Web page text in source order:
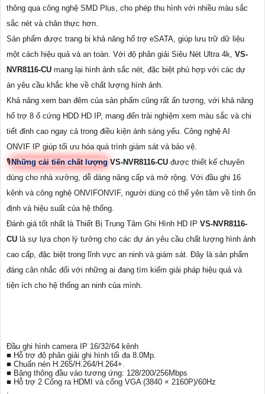
thông qua công nghệ SMD Plus, cho phép thu hình với nhiều màu sắc
sắc nét và chân thực hơn.
Sản phẩm được trang bị khả năng hổ trợ eSATA, giúp lưu trữ dữ liệu
một cách hiệu quả và an toàn. Với độ phân giải Siêu Nét Ultra 4k, VS-
NVR8116-CU mang lại hình ảnh sắc nét, đặc biệt phù hợp với các dự
án yêu cầu khắc khe về chất lượng hình ảnh.
Khả năng xem ban đêm của sản phẩm cũng rất ấn tượng, với khả năng
hổ trợ 8 ổ cứng HDD HD IP, mang đến trải nghiệm xem màu sắc và chi
tiết đỉnh cao ngay cả trong điều kiện ánh sáng yếu. Công nghệ AI
ONVIF IP giúp tối ưu hóa quá trình giám sát và bảo vệ.
🎙 Những cải tiến chất lượng VS-NVR8116-CU được thiết kế chuyên
dùng cho nhà xưởng, dễ dàng nâng cấp và mở rộng. Với đầu ghi 16
kênh và công nghệ ONVIFONVIF, người dùng có thể yên tâm về tính ổn
định và hiệu suất của hệ thống.
Đánh giá tốt nhất là Thiết Bị Trung Tâm Ghi Hình HD IP VS-NVR8116-
CU là sự lựa chọn lý tưởng cho các dự án yêu cầu chất lượng hình ảnh
cao cấp, đặc biệt trong lĩnh vực an ninh và giám sát. Đây là sản phẩm
đáng cân nhắc đối với những ai đang tìm kiếm giải pháp hiệu quả và
tiện ích cho hệ thống an ninh của mình.
Đầu ghi hình camera IP 16/32/64 kênh
■ Hỗ trợ độ phân giải ghi hình tối đa 8.0Mp.
■ Chuấn nén H.265/H.264/H.264+.
■ Băng thông đầu vào tương ứng: 128/200/256Mbps
■ Hỗ trợ 2 Cổng ra HDMI và cổng VGA (3840 × 2160P)/60Hz